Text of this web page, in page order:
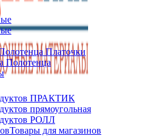
Платочки
Полотенца
ПРАКТИК
прямоугольная
РОЛЛ
Товары для магазинов